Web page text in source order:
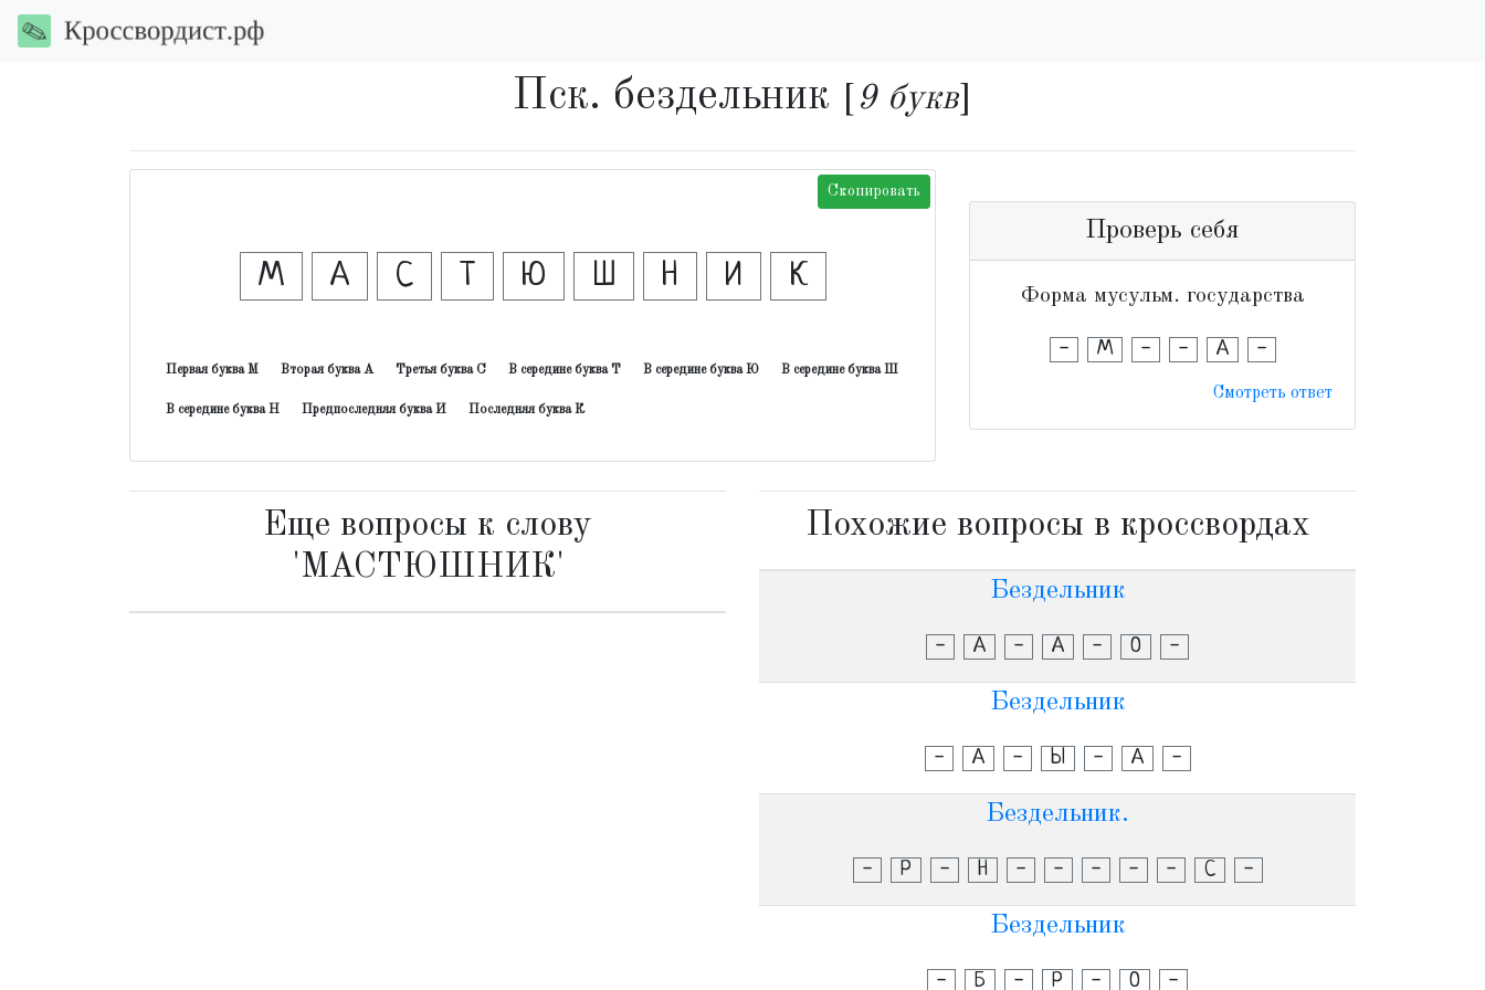
Пск. бездельник 9 букв]
Скопировать
М А С Т Ю Ш Н И К
Первая буква М Вторая буква А Третья буква С В середине буква Т В середине буква Ю В середине буква Ш
В середине буква Н Предпоследняя буква И Последняя буква К
Проверь себя
Форма мусульм. государства
- М - - А -
Смотреть ответ
Еще вопросы к слову
'МАСТЮШНИК'
Похожие вопросы в кроссвордах
Бездельник
- А - А - О -
Бездельник
- А - Ы - А -
Бездельник.
- Р - Н - - - - - С -
Бездельник
- Б - Р - О -